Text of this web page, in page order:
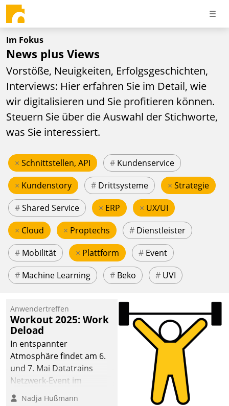
Im Fokus
News plus Views
Vorstöße, Neuigkeiten, Erfolgsgeschichten,
Interviews: Hier erfahren Sie im Detail, wie
wir digitalisieren und Sie profitieren können.
Steuern Sie über die Auswahl der Stichworte,
was Sie interessiert.
× Schnittstellen, API # Kundenservice
× Kundenstory # Drittsysteme × Strategie
#Shared Service × ERP × UX/UI
× Cloud × Proptechs # Dienstleister
# Mobilität × Plattform # Event
# Machine Learning # Beko # UVI
Anwendertreffen
Workout 2025: Work
Deload
In entspannter
Atmosphäre findet am 6.
und 7. Mai Datatrains
Netzwerk-Event im
Kunden- und Partnerkreis
Nadja Hußmann